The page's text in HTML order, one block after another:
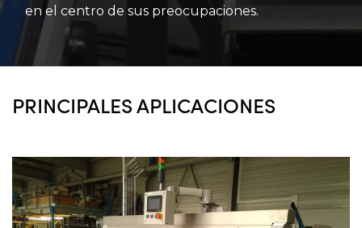
en el centro de sus preocupaciones.
PRINCIPALES APLICACIONES